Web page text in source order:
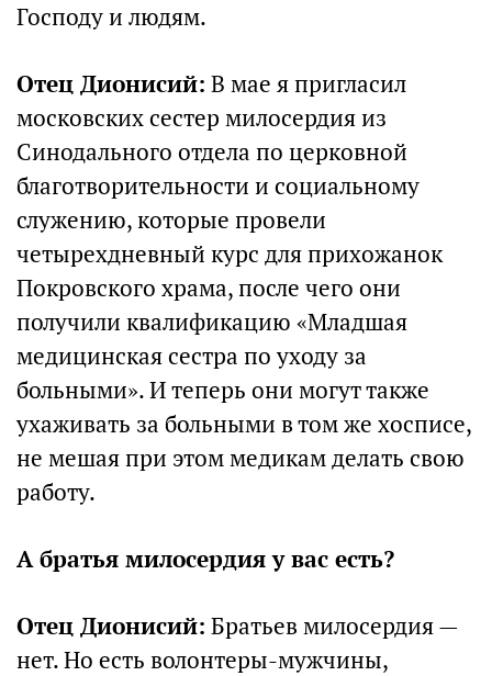
Господу и людям.
Отец Дионисий: В мае я пригласил
московских сестер милосердия из
Синодального отдела по церковной
благотворительности и социальному
служению, которые провели
четырехдневный курс для прихожанок
Покровского храма, после чего они
получили квалификацию «Младшая
медицинская сестра по уходу за
больными». И теперь они могут также
ухаживать за больными в том же хосписе,
не мешая при этом медикам делать свою
работу.
А братья милосердия у вас есть?
Отец Дионисий: Братьев милосердия —
нет. Но есть волонтеры-мужчины,